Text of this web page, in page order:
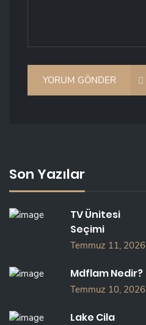
Son Yazılar
TV Ünitesi
Seçimi
Temmuz 11, 2026
Mdflam Nedir?
Temmuz 10, 2026
Lake Cila